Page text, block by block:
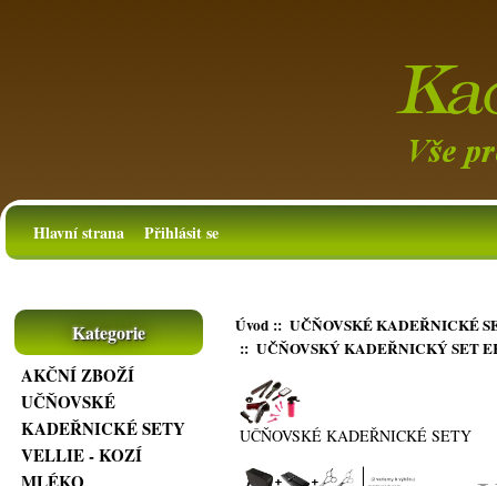
Hlavní strana Přihlásit se
Kategorie
AKČNÍ ZBOŽÍ
UČŇOVSKÉ
KADEŘNICKÉ SETY
VELLIE - KOZÍ
Úvod:: UČŇOVSKÉ KADEŘNICKÉ
:: UČŇOVSKÝ KADEŘNICKÝ SET
UČŇOVSKÉ KADEŘNICKÉ SETY